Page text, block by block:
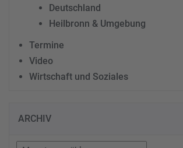
Deutschland
Heilbronn & Umgebung
Termine
Video
Wirtschaft und Soziales
ARCHIV
Archiv